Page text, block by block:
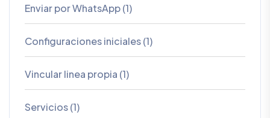
Enviar por WhatsApp (1)
Configuraciones iniciales (1)
Vincular linea propia (1)
Servicios (1)